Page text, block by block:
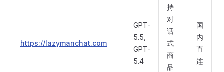
https://lazymanchat.com
GPT-
5.5,
GPT-
5.4
持
对
话
式
商
品
国
内
直
连